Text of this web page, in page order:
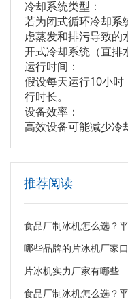
冷却系统类型：
若为闭式循环冷却系
虑蒸发和排污导致的
开式冷却系统（直排
运行时间：
假设每天运行10小
行时长。
设备效率：
高效设备可能减少冷
推荐阅读
哪些品牌的片冰机厂家
片冰机实力厂家有哪些